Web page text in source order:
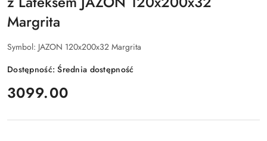
Margrita
Symbol: JAZON 120x200x32 Margrita
Dostępność:Średnia dostępność
cena:
3099.00